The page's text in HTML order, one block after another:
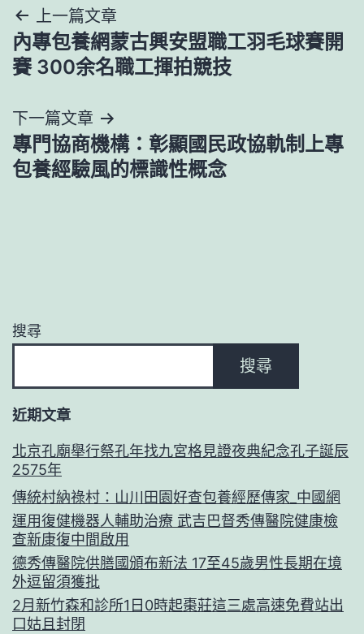
文
章
覽
上一篇文章
內專包養網蒙古興安盟職工羽毛球賽開
賽 300余名職工揮拍競技
下一篇文章
專門協商機構：彰顯國民政協軌制上專
包養經驗風的標識性概念
搜尋
搜尋
近期文章
北京孔廟舉行祭孔年找九宮格見證夜典紀念孔子誕辰
2575年
傳統村納祿村：山川田園好查包養經歷傳家_中國網
運用復健機器人輔助治療 武吉巴督秀傳醫院健康檢
查新康復中間啟用
德秀傳醫院供膳國頒布新法 17至45歲男性長期在境
外逗留須獲批
2月新竹森和診所1日0時起棗莊這三處高速免費站出
口姑且封閉